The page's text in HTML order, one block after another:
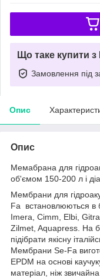
Що таке купити
Замовлення під
Опис
Опис
Мемабрана для
об'ємом 150-200 л і
Мембрани для
Fa встановлюються в
Imera, Cimm, Elbi,
Zilmet, Aquapress. На
підібрати якісну
Мембрани Se-Fa
EPDM на основі
матеріал, ніж